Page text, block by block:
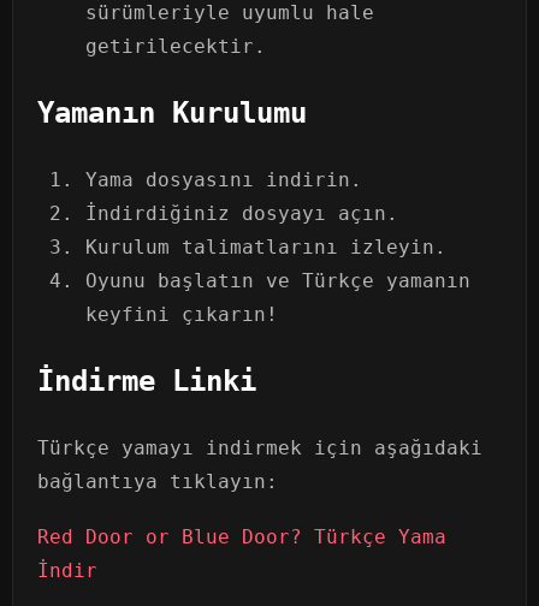
sürümleriyle uyumlu hale
getirilecektir.
Yamanın Kurulumu
Yama dosyasını indirin.
İndirdiğiniz dosyayı açın.
Kurulum talimatlarını izleyin.
Oyunu başlatın ve Türkçe yamanın
keyfini çıkarın!
İndirme Linki
Türkçe yamayı indirmek için aşağıdaki
bağlantıya tıklayın:
Red Door or Blue Door? Türkçe Yama
İndir